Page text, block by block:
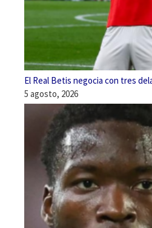
El Real Betis negocia con tres
5 agosto, 2026